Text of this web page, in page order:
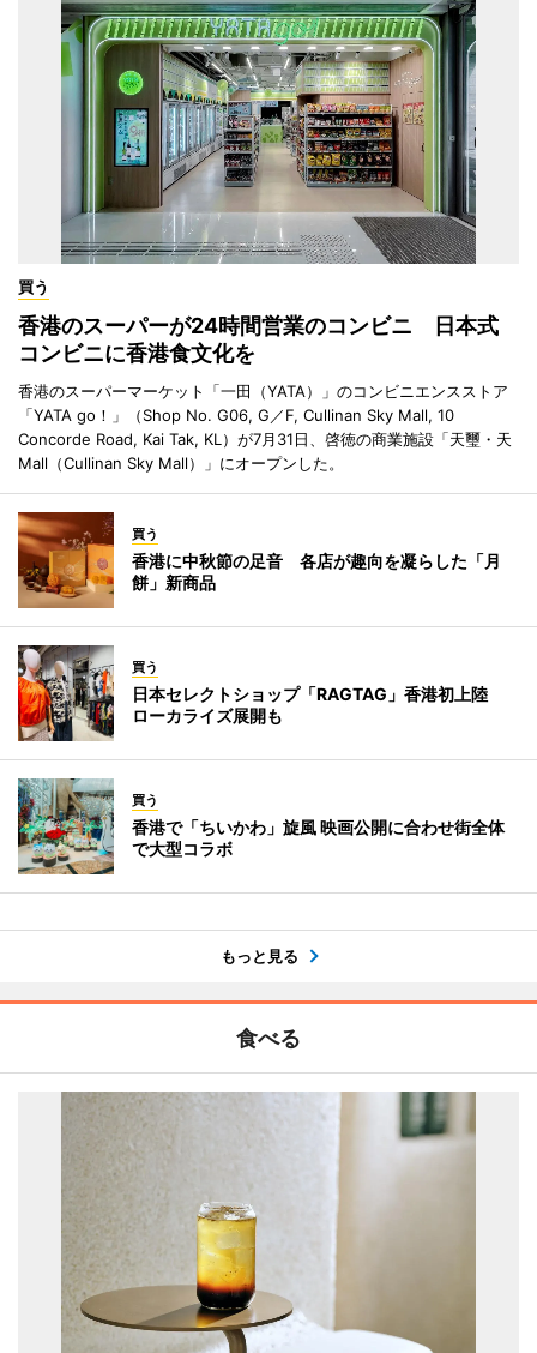
買う
香港のスーパーが24時間営業のコンビニ 日本式
コンビニに香港食文化を
香港のスーパーマーケット「一田（YATA）」のコンビニエンスストア
「YATA go！」（Shop No. G06, G／F, Cullinan Sky Mall, 10
Concorde Road, Kai Tak, KL）が7月31日、啓徳の商業施設「天璽・天
Mall（Cullinan Sky Mall）」にオープンした。
買う
香港に中秋節の足音 各店が趣向を凝らした「月
餅」新商品
買う
日本セレクトショップ「RAGTAG」香港初上陸
ローカライズ展開も
買う
香港で「ちいかわ」旋風 映画公開に合わせ街全体
で大型コラボ
もっと見る
食べる